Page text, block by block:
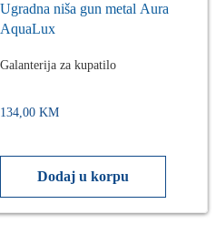
Ugradna niša gun metal Aura
AquaLux
Galanterija za kupatilo
134,00KM
Dodaj u korpu